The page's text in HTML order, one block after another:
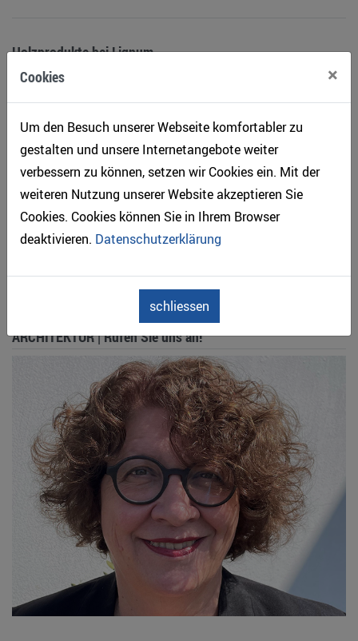
Cookies ×
Um den Besuch unserer Webseite komfortabler zu
gestalten und unsere Internetangebote weiter
verbessern zu können, setzen wir Cookies ein. Mit der
weiteren Nutzung unserer Website akzeptieren Sie
Cookies. Cookies können Sie in Ihrem Browser
deaktivieren. Datenschutzerklärung
schliessen
Holzprodukte bei Lignum
ARCHITEKTUR | Rufen Sie uns an!